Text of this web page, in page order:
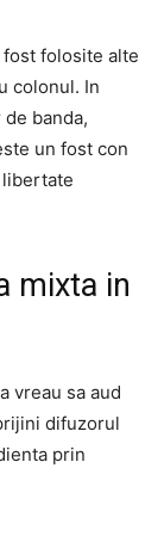
folosite alte
colonul. In
banda,
un fost con
mixta in
vreau sa aud
difuzorul
prin